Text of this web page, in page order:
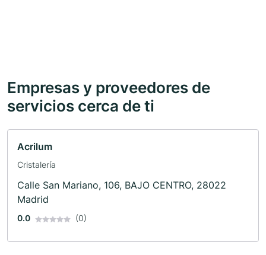
Empresas y proveedores de
servicios cerca de ti
Acrilum
Cristalería
Calle San Mariano, 106, BAJO CENTRO, 28022
Madrid
0.0 (0)